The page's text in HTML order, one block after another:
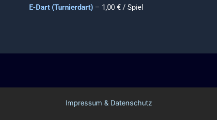
E-Dart (Turnierdart) – 1,00 € / Spiel
Impressum & Datenschutz